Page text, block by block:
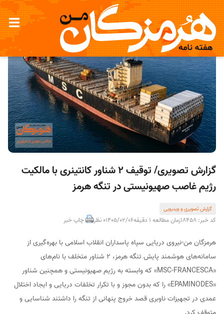
گزارش تصویری/ توقیف ۲ شناور کانتینری با مالکیت
رژیم غاصب صهیونیستی در تنگه هرمز
گزارش تصویری و ویدیویی
کد خبر: 18458 زمان مطالعه 1 دقیقه 1405/02/060 نظر چاپ خبر
هرمزگان من-نیروی دریایی سپاه پاسداران انقلاب اسلامی با بهره‌گیری از
سامانه‌های هوشمند پایش تنگه هرمز، ۲ شناور متخلف با نام‌های
«MSC‑FRANCESCA» که وابسته به رژیم صهیونیستی و همچنین شناور
«EPAMINODES» را که بدون مجوز و با تکرار تخلفات دریایی و ایجاد اختلال
عمدی در تجهیزات ناوبری قصد خروج پنهانی از تنگه را داشتند شناسایی و